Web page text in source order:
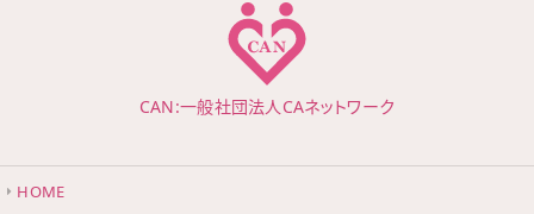
CAN:一般社団法人CAネットワーク
HOME